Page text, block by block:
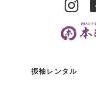
振袖レンタル